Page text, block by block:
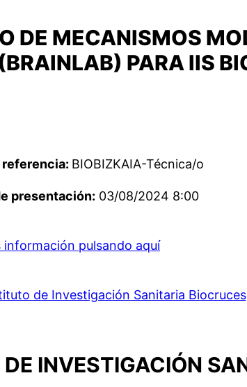
DE MECANISMOS
PARA IIS
referencia: BIOBIZKAIA-Técnica/o
presentación: 03/08/2024 8:00
información pulsando aquí
de Investigación Sanitaria Biocruces
INVESTIGACIÓN